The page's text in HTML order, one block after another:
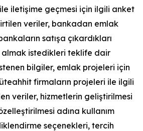
ile iletişime geçmesi için ilgili anket
veriler, bankadan emlak
satışa çıkardıkları
istedikleri teklife dair
bilgiler, emlak projeleri için
firmaların projeleri ile ilgili
veriler, hizmetlerin geliştirilmesi
adına kullanım
seçenekleri, tercih